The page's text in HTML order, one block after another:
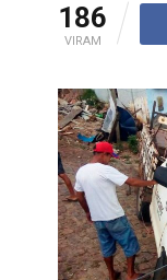
186
VIRAM